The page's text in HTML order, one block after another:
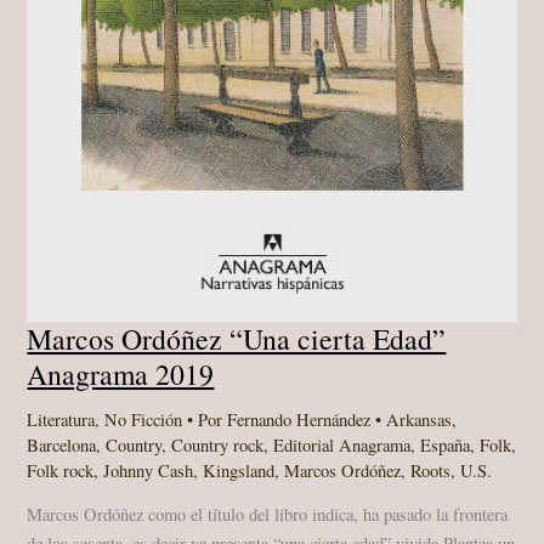
Marcos Ordóñez “Una cierta Edad”
Anagrama 2019
Literatura,No Ficción • PorFernando Hernández• Arkansas,
Barcelona,Country,Country rock,Editorial Anagrama,España,Folk,
Folk rock,Johnny Cash,Kingsland,Marcos Ordóñez,Roots,U.S.
Marcos Ordóñez como el título del libro indica, ha pasado la frontera